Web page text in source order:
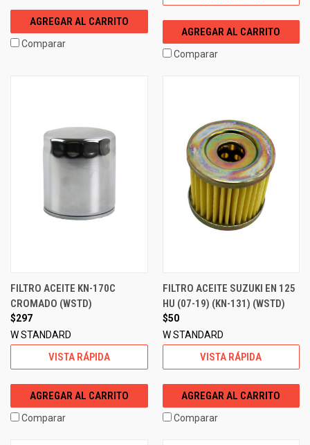
AGREGAR AL CARRITO
Comparar
AGREGAR AL CARRITO
Comparar
FILTRO ACEITE KN-170C
CROMADO (WSTD)
$297
W STANDARD
VISTA RÁPIDA
AGREGAR AL CARRITO
Comparar
FILTRO ACEITE SUZUKI EN 125
HU (07-19) (KN-131) (WSTD)
$50
W STANDARD
VISTA RÁPIDA
AGREGAR AL CARRITO
Comparar